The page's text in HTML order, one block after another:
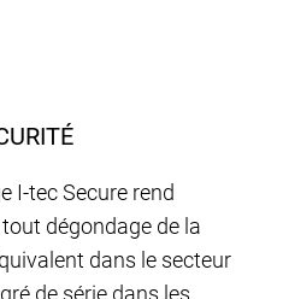
I-tec Secure rend
dégondage de la
dans le secteur
de série dans les